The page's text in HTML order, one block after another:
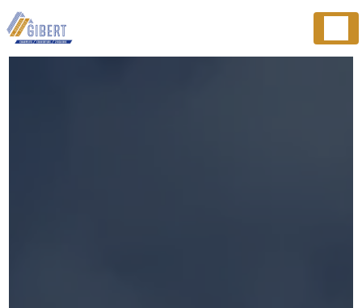
Panneau de gestion des cookies